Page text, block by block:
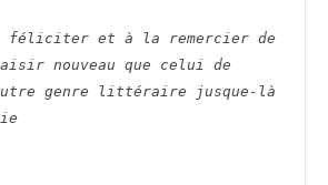
nouveau que celui de
genre littéraire jusque-là